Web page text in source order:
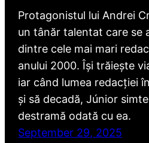
Protagonistul lui Andrei
un tânăr talentat care se
dintre cele mai mari
anului 2000. Își trăiește
iar când lumea redacției
și să decadă, Júnior
destramă odată cu ea.
September 29, 2025